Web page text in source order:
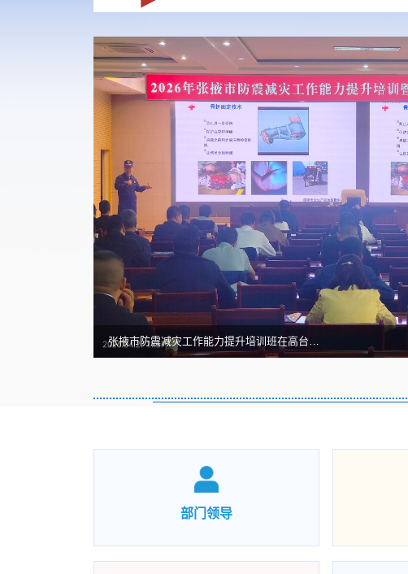
总书记的人
总书记的人民情
张掖市防震减灾工作能力提升培训班在高台举办
部门领导